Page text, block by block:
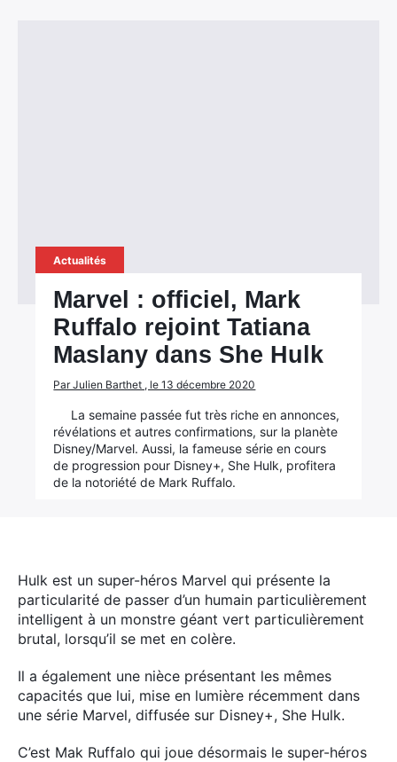
Hulk est un super-héros Marvel qui présente la
particularité de passer d’un humain particulièrement
intelligent à un monstre géant vert particulièrement
brutal, lorsqu’il se met en colère.
Il a également une nièce présentant les mêmes
capacités que lui, mise en lumière récemment dans
une série Marvel, diffusée sur Disney+, She Hulk.
C’est Mak Ruffalo qui joue désormais le super-héros
Actualités
Marvel : officiel, Mark
Ruffalo rejoint Tatiana
Maslany dans She Hulk
Par Julien Barthet , le 13 décembre 2020
La semaine passée fut très riche en annonces,
révélations et autres confirmations, sur la planète
Disney/Marvel. Aussi, la fameuse série en cours
de progression pour Disney+, She Hulk, profitera
de la notoriété de Mark Ruffalo.